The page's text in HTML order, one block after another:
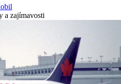
a zajímavosti